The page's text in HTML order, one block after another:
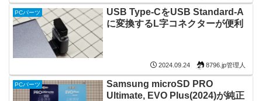
PCパーツ
USB Type-CをUSB Standard-A
に変換するL字コネクターが便利
2024.09.24 8796.jp管理人
PCパーツ
Samsung microSD PRO
Ultimate, EVO Plus(2024)が純正